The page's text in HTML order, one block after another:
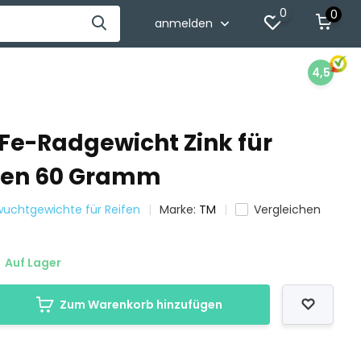
anmelden
0 0
4,5
Radgewicht Zink für
60 Gramm
für Reifen Marke: TM Vergleichen
Auf Lager
Zum Warenkorb hinzufügen